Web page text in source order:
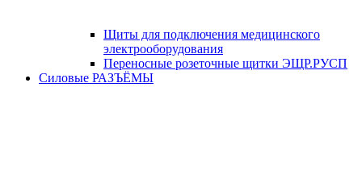
Щиты для подключения медицинского
электрооборудования
Переносные розеточные щитки ЭЩР.РУСП
Силовые РАЗЪЁМЫ